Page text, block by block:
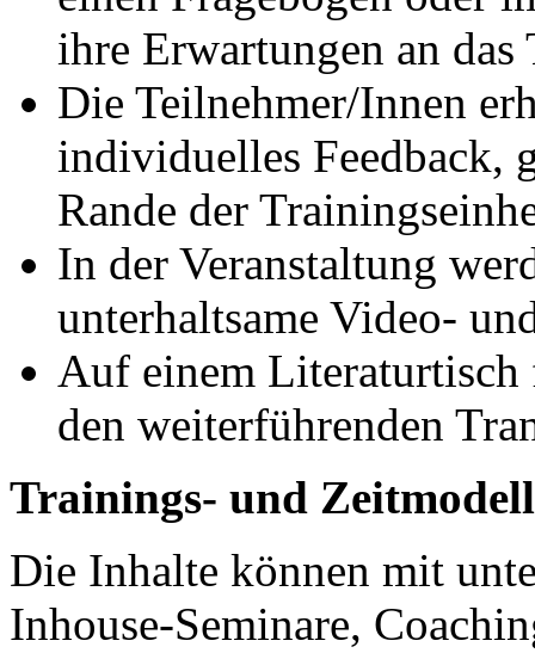
ihre Erwartungen an
Die Teilnehmer/Innen
individuelles Feedback,
Rande der
In der Veranstaltung
unterhaltsame Video-
Auf einem
den weiterführenden
Trainings- und
Die Inhalte können mit
Inhouse-Seminare,